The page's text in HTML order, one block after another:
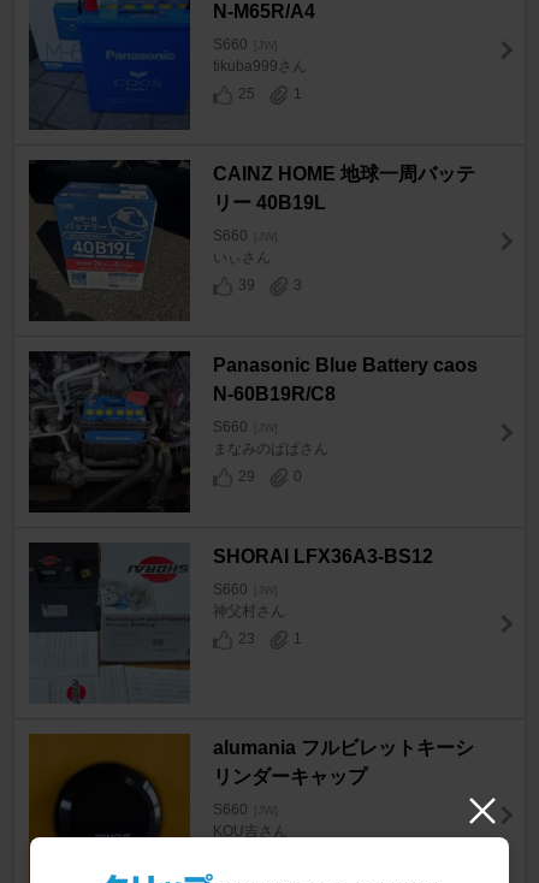
N-M65R/A4
S660 [JW]
tikuba999さん
25
1
CAINZ HOME 地球一周バッテ
リー 40B19L
S660 [JW]
いぃさん
39
3
Panasonic Blue Battery caos
N-60B19R/C8
S660 [JW]
まなみのぱぱさん
29
0
SHORAI LFX36A3-BS12
S660 [JW]
神父村さん
23
1
alumania フルビレットキーシ
リンダーキャップ
S660 [JW]
KOU吉さん